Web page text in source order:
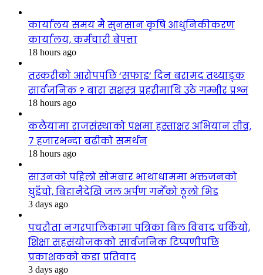
कार्यालय समय मै सुनसान कृषि आधुनिकीकरण
कार्यालय, कर्मचारी बेपत्ता
18 hours ago
तस्करीको आरोपपछि ‘सफाइ’ दिन बरामद तथ्याङ्क
सार्वजनिक ? बारा सशस्त्र प्रहरीमाथि उठे गम्भीर प्रश्न
18 hours ago
कलैयामा राजसंस्थाको पक्षमा हस्ताक्षर अभियान तीव्र,
७ हजारभन्दा बढीको समर्थन
18 hours ago
साउनको पहिलो सोमबार भाथाधाममा भक्तजनको
घुइँचो, बिहानैदेखि जल अर्पण गर्नेको ठूलो भिड
3 days ago
पचरौता नगरपालिकामा पत्रिका बिल विवाद चर्कियो,
शिक्षा सहसंयोजकको सार्वजनिक टिप्पणीपछि
प्रकाशकको कडा प्रतिवाद
3 days ago